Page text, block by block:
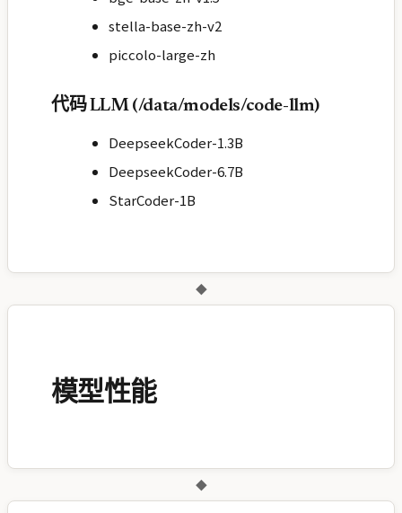
stella-base-zh-v2
piccolo-large-zh
代码 LLM (/data/models/code-llm)
DeepseekCoder-1.3B
DeepseekCoder-6.7B
StarCoder-1B
◆
模型性能
◆